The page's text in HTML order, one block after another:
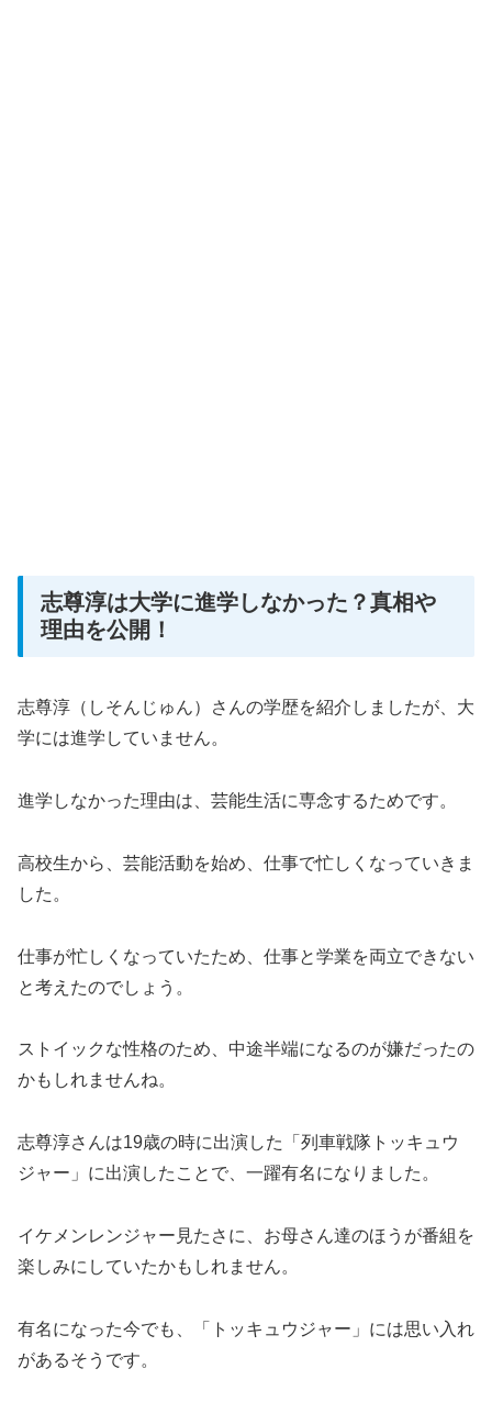
志尊淳は大学に進学しなかった？真相や
理由を公開！
志尊淳（しそんじゅん）さんの学歴を紹介しましたが、大
学には進学していません。
進学しなかった理由は、芸能生活に専念するためです。
高校生から、芸能活動を始め、仕事で忙しくなっていきま
した。
仕事が忙しくなっていたため、仕事と学業を両立できない
と考えたのでしょう。
ストイックな性格のため、中途半端になるのが嫌だったの
かもしれませんね。
志尊淳さんは19歳の時に出演した「列車戦隊トッキュウ
ジャー」に出演したことで、一躍有名になりました。
イケメンレンジャー見たさに、お母さん達のほうが番組を
楽しみにしていたかもしれません。
有名になった今でも、「トッキュウジャー」には思い入れ
があるそうです。